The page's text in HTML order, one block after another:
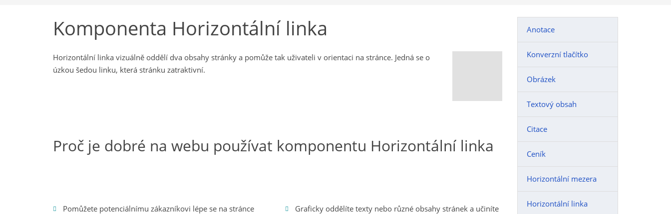
Komponenta Horizontální linka
Horizontální linka vizuálně oddělí dva obsahy stránky a pomůže tak uživateli v orientaci na stránce. Jedná se o
úzkou šedou linku, která stránku zatraktivní.
Proč je dobré na webu používat komponentu Horizontální linka
Pomůžete potenciálnímu zákazníkovi lépe se na stránce
Graficky oddělíte texty nebo různé obsahy stránek a učiníte
Anotace
Konverzní tlačítko
Obrázek
Textový obsah
Citace
Ceník
Horizontální mezera
Horizontální linka